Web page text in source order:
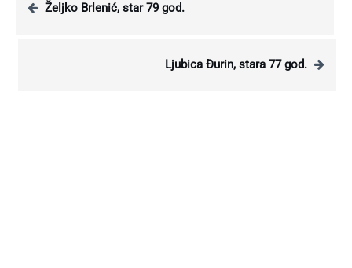
Željko Brlenić, star 79 god.
Ljubica Đurin, stara 77 god.